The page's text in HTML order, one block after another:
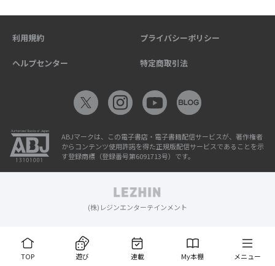
TOP 遊び 連載 My本棚 メニュー
利用規約 プライバシーポリシー
ヘルプセンター 特定商取引法
ABJマークは、この電子書店・電子書籍配信サービスが、著作権者
からコンテンツ使用許諾を得た正規版配信サービスであることを示
す登録商標（登録番号第6091713号）です。
(株)レジンエンターテインメント